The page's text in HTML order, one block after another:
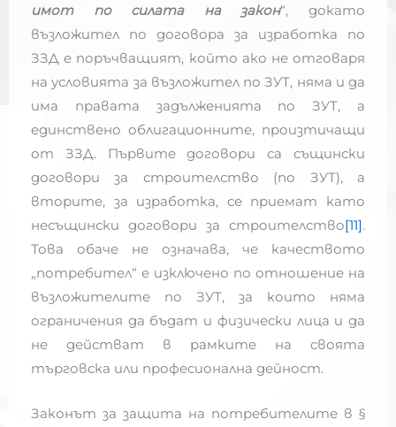
имот по силата на закон“, докато
възложител по договора за изработка по
ЗЗД е поръчващият, който ако не отговаря
на условията за възложител по ЗУТ, няма и да
има правата задълженията по ЗУТ, а
единствено облигационните, произтичащи
от ЗЗД. Първите договори са същински
договори за строителство (по ЗУТ), а
вторите, за изработка, се приемат като
несъщински договори за строителство[11].
Това обаче не означава, че качеството
„потребител“ е изключено по отношение на
възложителите по ЗУТ, за които няма
ограничения да бъдат и физически лица и да
не действат в рамките на своята
търговска или професионална дейност.
Законът за защита на потребителите в §